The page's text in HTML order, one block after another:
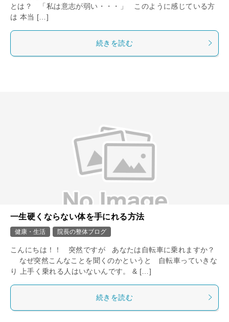
とは？ 「私は意志が弱い・・・」 このように感じている方
は 本当 […]
続きを読む
一生硬くならない体を手にれる方法
健康・生活 院長の整体ブログ
こんにちは！！ 突然ですが あなたは自転車に乗れますか？
なぜ突然こんなことを聞くのかというと 自転車っていきな
り 上手く乗れる人はいないんです。 & […]
続きを読む